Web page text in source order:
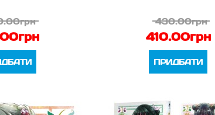
430.00грн
410.00грн
ПРИДБАТИ